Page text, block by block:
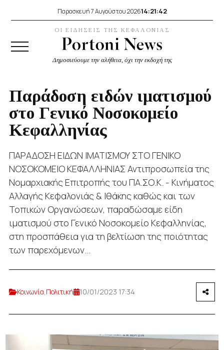
Παρασκευή 7 Αυγούστου 202614:21:43
ΟΙ ΕΙΔΗΣΕΙΣ ΤΗΣ ΚΕΦΑΛΟΝΙΑΣ
Δημοσιεύουμε την αλήθεια, όχι την εκδοχή της
Παράδοση ειδών ιματισμού
στο Γενικό Νοσοκομείο
Κεφαλληνίας
ΠΑΡΑΔΟΣΗ ΕΙΔΩΝ ΙΜΑΤΙΣΜΟΥ ΣΤΟ ΓΕΝΙΚΟ
ΝΟΣΟΚΟΜΕΙΟ ΚΕΦΑΛΛΗΝΙΑΣ Αντιπροσωπεία της
Νομαρχιακής Επιτροπής του ΠΑ.ΣΟ.Κ. - Κινήματος
Αλλαγής Κεφαλονιάς & Ιθάκης καθώς και των
Τοπικών Οργανώσεων, παραδώσαμε είδη
ιματισμού στο Γενικό Νοσοκομείο Κεφαλληνίας,
στη προσπάθεια για τη βελτίωση της ποιότητας
των παρεχόμενων...
Κοινωνία,Πολιτική 10/01/2023 17:34